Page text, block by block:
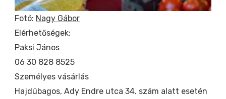
Fotó: Nagy Gábor
Elérhetőségek:
Paksi János
06 30 828 8525
Személyes vásárlás
Hajdúbagos, Ady Endre utca 34. szám alatt esetén